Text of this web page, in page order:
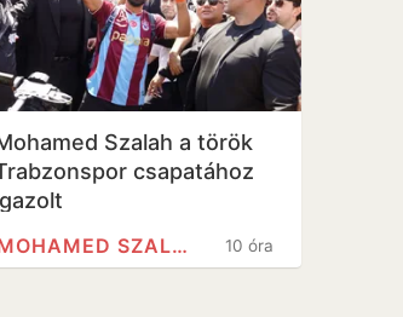
Szalah a török
csapatához
10 óra
MOHAMED SZALÁH